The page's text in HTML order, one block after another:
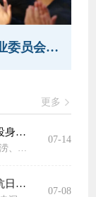
中国民族贸易促进会伏羲文化专业委员会在天水挂牌成立
更多
中国民族贸易促进会动员会员企业全力投身防汛救灾
07-14
中国民族贸易促进会党支部赴中国人民抗日战争纪念馆开展主题党日活动
07-08